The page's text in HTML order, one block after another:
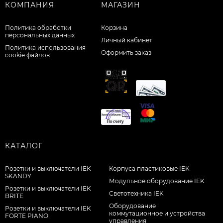
КОМПАНИЯ
Политика обработки
персональных данных
Политика использования
cookie файлов
МАГАЗИН
Корзина
Личный кабинет
Оформить заказ
КАТАЛОГ
Розетки и выключатели IEK
SKANDY
Розетки и выключатели IEK
BRITE
Розетки и выключатели IEK
FORTE PIANO
Корпуса пластиковые IEK
Модульное оборудование IEK
Светотехника IEK
Оборудование
коммутационное и устройства
управления